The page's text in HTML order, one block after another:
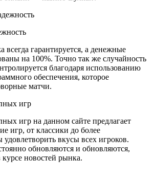
всегда гарантируется, а денежные
на 100%. Точно так же случайность
благодаря использованию
обеспечения, которое
матчи.
игр
игр на данном сайте предлагает
игр, от классики до более
вкусы всех игроков.
обновляются и обновляются,
новостей рынка.